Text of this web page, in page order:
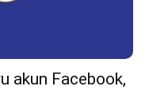
akun Facebook,